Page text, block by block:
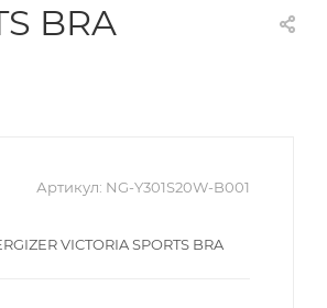
BRA
Артикул: NG-Y301S20W-B001
VICTORIA SPORTS BRA